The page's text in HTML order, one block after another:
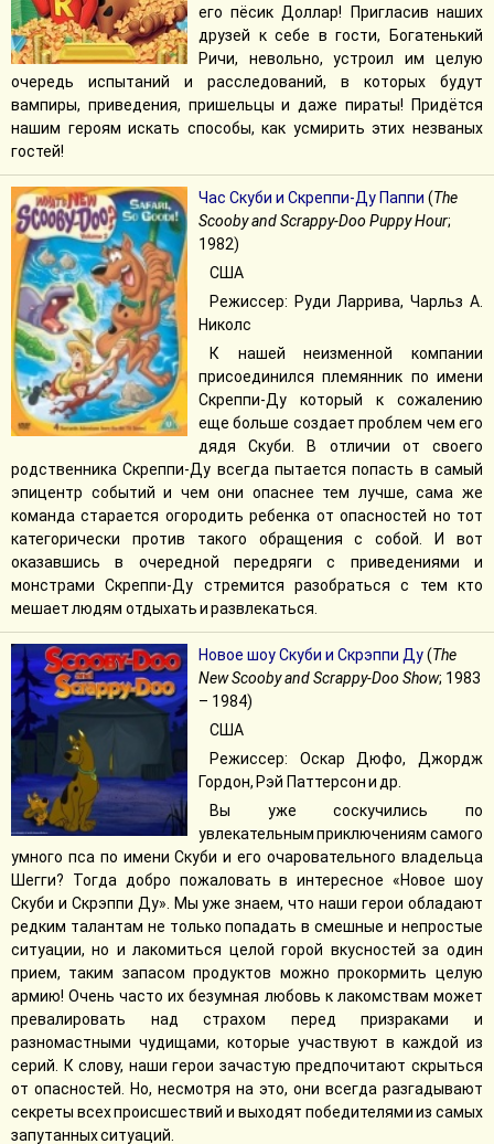
его пёсик Доллар! Пригласив наших
друзей к себе в гости, Богатенький
Ричи, невольно, устроил им целую
очередь испытаний и расследований, в которых будут
вампиры, приведения, пришельцы и даже пираты! Придётся
нашим героям искать способы, как усмирить этих незваных
гостей!
Час Скуби и Скреппи-Ду Паппи (The
Scooby and Scrappy-Doo Puppy Hour;
1982)
США
Режиссер: Руди Ларрива, Чарльз А.
Николс
К нашей неизменной компании
присоединился племянник по имени
Скреппи-Ду который к сожалению
еще больше создает проблем чем его
дядя Скуби. В отличии от своего
родственника Скреппи-Ду всегда пытается попасть в самый
эпицентр событий и чем они опаснее тем лучше, сама же
команда старается огородить ребенка от опасностей но тот
категорически против такого обращения с собой. И вот
оказавшись в очередной передряги с приведениями и
монстрами Скреппи-Ду стремится разобраться с тем кто
мешает людям отдыхать и развлекаться.
Новое шоу Скуби и Скрэппи Ду(The
New Scooby and Scrappy-Doo Show; 1983
– 1984)
США
Режиссер: Оскар Дюфо, Джордж
Гордон, Рэй Паттерсон и др.
Вы уже соскучились по
увлекательным приключениям самого
умного пса по имени Скуби и его очаровательного владельца
Шегги? Тогда добро пожаловать в интересное «Новое шоу
Скуби и Скрэппи Ду». Мы уже знаем, что наши герои обладают
редким талантам не только попадать в смешные и непростые
ситуации, но и лакомиться целой горой вкусностей за один
прием, таким запасом продуктов можно прокормить целую
армию! Очень часто их безумная любовь к лакомствам может
превалировать над страхом перед призраками и
разномастными чудищами, которые участвуют в каждой из
серий. К слову, наши герои зачастую предпочитают скрыться
от опасностей. Но, несмотря на это, они всегда разгадывают
секреты всех происшествий и выходят победителями из самых
запутанных ситуаций.